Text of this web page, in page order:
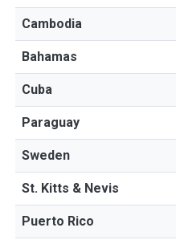
Cambodia
Bahamas
Cuba
Paraguay
Sweden
St. Kitts & Nevis
Puerto Rico